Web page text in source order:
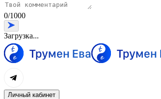
0/1000
Загрузка...
Личный кабинет